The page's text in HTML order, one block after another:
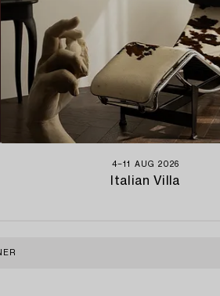
4−11 AUG 2026
Italian Villa